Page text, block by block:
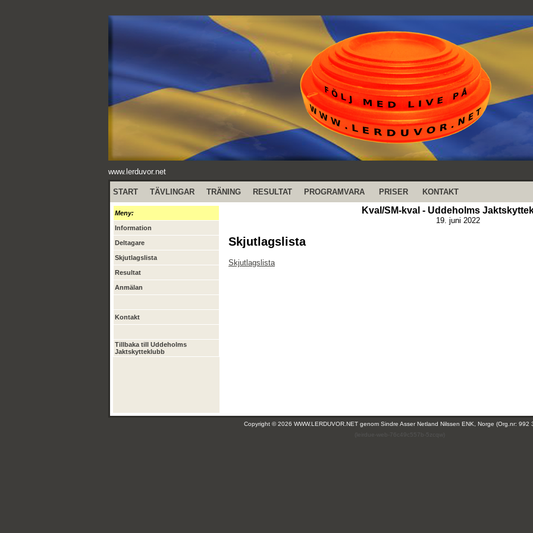
www.lerduvor.net
START TÄVLINGAR TRÄNING RESULTAT PROGRAMVARA PRISER KONTAKT
Meny:
Information
Deltagare
Skjutlagslista
Resultat
Anmälan
Kontakt
Tillbaka till Uddeholms
Jaktskytteklubb
Kval/SM-kval - Uddeholms
19. juni 2022
Skjutlagslista
Skjutlagslista
Copyright © 2026 WWW.LERDUVOR.NET genom Sindre Asser Netland Nilssen ENK, Norge (Org.nr: 992
(leirdue-web-76c49c557b-5zcqw)